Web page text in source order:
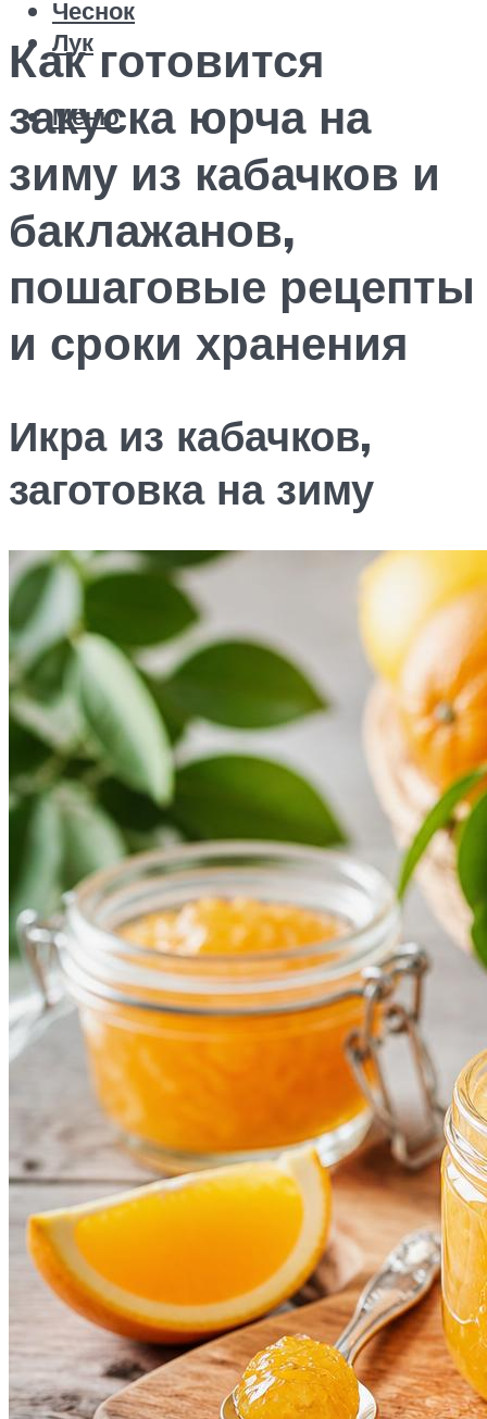
Чеснок
Лук
Меню
Как готовится
закуска юрча на
зиму из кабачков и
баклажанов,
пошаговые рецепты
и сроки хранения
Икра из кабачков,
заготовка на зиму